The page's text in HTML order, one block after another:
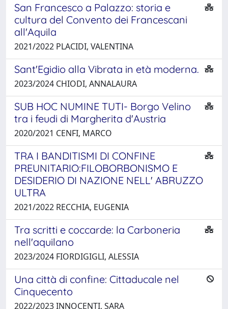
San Francesco a Palazzo: storia e
cultura del Convento dei Francescani
all'Aquila
2021/2022 PLACIDI, VALENTINA
Sant'Egidio alla Vibrata in età moderna.
2023/2024 CHIODI, ANNALAURA
SUB HOC NUMINE TUTI- Borgo Velino
tra i feudi di Margherita d'Austria
2020/2021 CENFI, MARCO
TRA I BANDITISMI DI CONFINE
PREUNITARIO:FILOBORBONISMO E
DESIDERIO DI NAZIONE NELL' ABRUZZO
ULTRA
2021/2022 RECCHIA, EUGENIA
Tra scritti e coccarde: la Carboneria
nell'aquilano
2023/2024 FIORDIGIGLI, ALESSIA
Una città di confine: Cittaducale nel
Cinquecento
2022/2023 INNOCENTI, SARA